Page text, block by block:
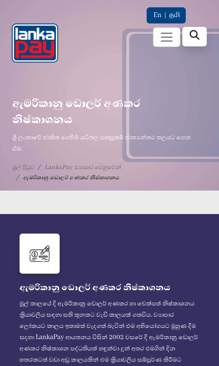
En | தமி
ඇමරිකානු ඩොලර් අණකර
නිෂ්කාශනය
ශ්‍රී ලංකාවේ ජාතික ගෙවීම් යටිතල පහසුකම් ජාත්‍යන්තර තලයට ගෙන
ඒම.
මුල් පිටුව
LankaPay ව්‍යාපාර වෙනුවෙන්
ඇමරිකානු ඩොලර් අණකර නිෂ්කාශනය
ඇමරිකානු ඩොලර් අණකර නිෂ්කාශනය
මුල් කාලයේ දී ඇමරිකානු ඩොලර් අණකර හා චෙක්පත් නිෂ්කාශනය
ක්‍රියාවලිය සඳහා සති තුනකට වැඩි කාලයක් ගතවිය. ව්‍යාපාර
ලෝකයට කාලය ඉතාමත් වැදගත් බැවින් එම අභියෝගයට මුහුණ දීම
සදහා LankaPay ආයතනය විසින් 2002 වසරේ දී ඇමරිකානු ඩොලර්
අණකර නිෂ්කාශන පද්ධතියක් හඳුන්වා දුන් අතර එමගින් දින
හතරකටත් වඩා අඩු කාලයකින් එම ක්‍රියාවලිය සම්පූර්ණ කිරීමට